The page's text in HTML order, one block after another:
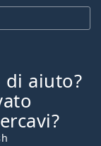
di aiuto?